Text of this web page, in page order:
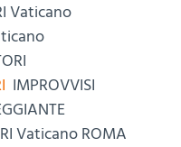
Vaticano
IMPROVVISI
Vaticano ROMA